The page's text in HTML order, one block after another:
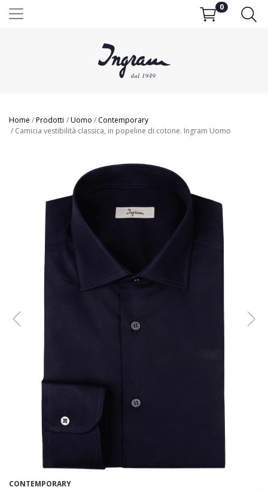
0
Home Prodotti Uomo
Contemporary
Camicia vestibilità classica, in popeline di cotone. Ingram Uomo
CONTEMPORARY